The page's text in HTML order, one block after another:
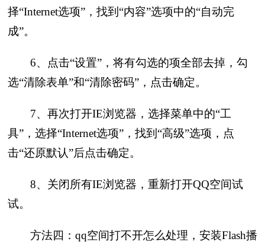
择“Internet选项”，找到“内容”选项中的“自动完
成”。
6、点击“设置”，将有勾选的项全部去掉，勾
选“清除表单”和“清除密码”，点击确定。
7、再次打开IE浏览器，选择菜单中的“工
具”，选择“Internet选项”，找到“高级”选项，点
击“还原默认”后点击确定。
8、关闭所有IE浏览器，重新打开QQ空间试
试。
方法四：qq空间打不开怎么处理，安装Flash播